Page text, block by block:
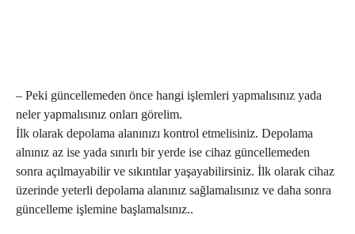
– Peki güncellemeden önce hangi işlemleri yapmalısınız yada
neler yapmalısınız onları görelim.
İlk olarak depolama alanınızı kontrol etmelisiniz. Depolama
alnınız az ise yada sınırlı bir yerde ise cihaz güncellemeden
sonra açılmayabilir ve sıkıntılar yaşayabilirsiniz. İlk olarak cihaz
üzerinde yeterli depolama alanınız sağlamalısınız ve daha sonra
güncelleme işlemine başlamalsınız..